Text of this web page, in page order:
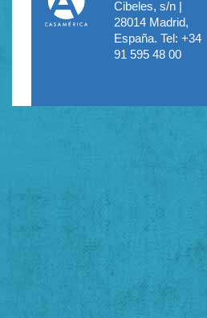
Cibeles, s/n |
28014 Madrid,
España. Tel: +34
91 595 48 00